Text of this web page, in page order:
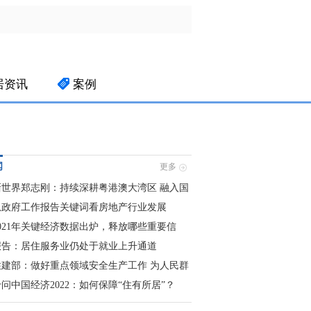
资讯 案例
更多
世界郑志刚：持续深耕粤港澳大湾区 融入国
发展大局
政府工作报告关键词看房地产行业发展
年关键经济数据出炉，释放哪些重要信
：居住服务业仍处于就业上升通道
部：做好重点领域安全生产工作 为人民群
度春节营造安全稳定环境
中国经济2022：如何保障“住有所居”？